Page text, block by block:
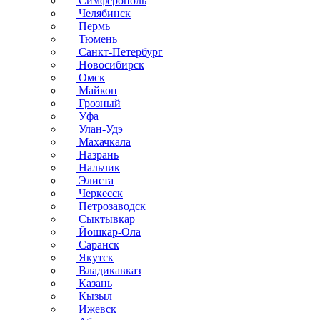
Челябинск
Пермь
Тюмень
Санкт-Петербург
Новосибирск
Омск
Майкоп
Грозный
Уфа
Улан-Удэ
Махачкала
Назрань
Нальчик
Элиста
Черкесск
Петрозаводск
Сыктывкар
Йошкар-Ола
Саранск
Якутск
Владикавказ
Казань
Кызыл
Ижевск